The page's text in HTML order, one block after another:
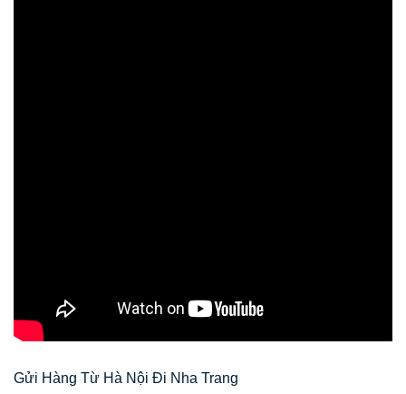
Gửi Hàng Từ Hà Nội Đi Nha Trang